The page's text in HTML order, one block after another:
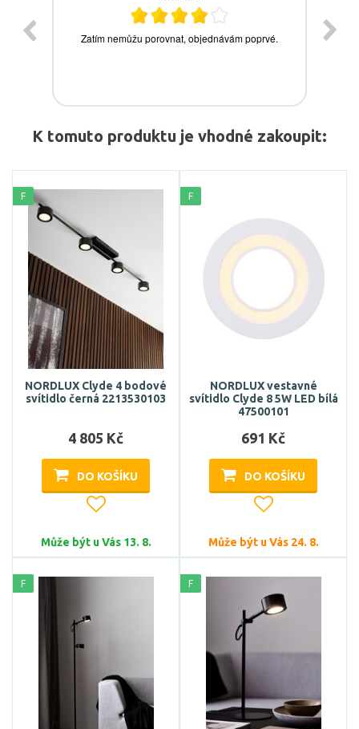
K tomuto produktu je vhodné zakoupit:
F
NORDLUX Clyde 4 bodové
svítidlo černá 2213530103
4 805 Kč
DO KOŠÍKU
Může být u Vás 13. 8.
F
NORDLUX vestavné
svítidlo Clyde 8 5W LED bílá
47500101
691 Kč
DO KOŠÍKU
Může být u Vás 24. 8.
F F